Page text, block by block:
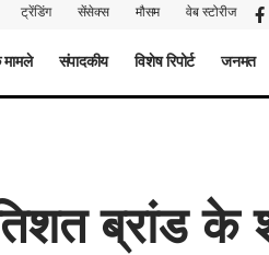
ट्रेंडिंग सेंसेक्स मौसम वेब स्टोरीज
मामले संपादकीय विशेष रिपोर्ट जनमत
ब्रांड के